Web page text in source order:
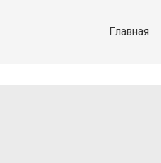
Главная